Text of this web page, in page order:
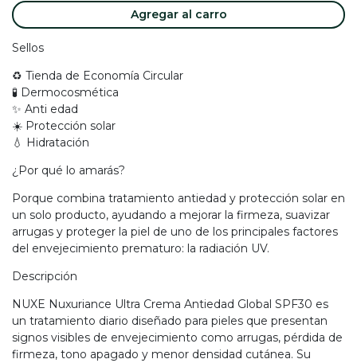
Agregar al carro
Sellos
♻️ Tienda de Economía Circular
🧪 Dermocosmética
✨ Anti edad
☀️ Protección solar
💧 Hidratación
¿Por qué lo amarás?
Porque combina tratamiento antiedad y protección solar en
un solo producto, ayudando a mejorar la firmeza, suavizar
arrugas y proteger la piel de uno de los principales factores
del envejecimiento prematuro: la radiación UV.
Descripción
NUXE Nuxuriance Ultra Crema Antiedad Global SPF30 es
un tratamiento diario diseñado para pieles que presentan
signos visibles de envejecimiento como arrugas, pérdida de
firmeza, tono apagado y menor densidad cutánea. Su